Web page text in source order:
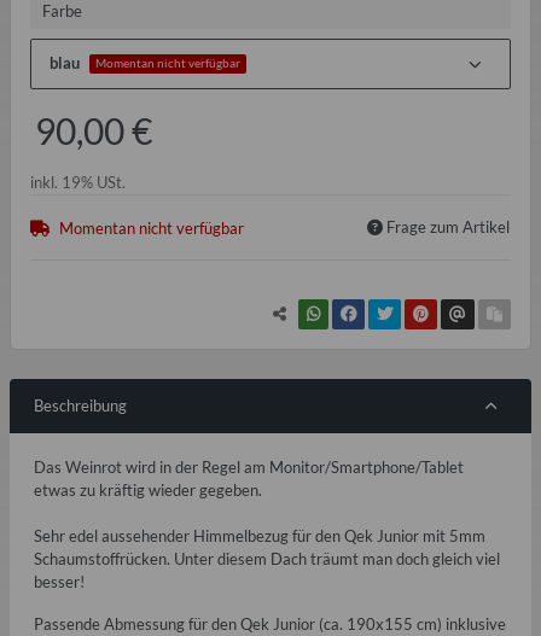
Farbe
blau Momentan nicht verfügbar
90,00 €
inkl. 19% USt.
Momentan nicht verfügbar Frage zum Artikel
Beschreibung
Das Weinrot wird in der Regel am Monitor/Smartphone/Tablet
etwas zu kräftig wieder gegeben.
Sehr edel aussehender Himmelbezug für den Qek Junior mit 5mm
Schaumstoffrücken. Unter diesem Dach träumt man doch gleich viel
besser!
Passende Abmessung für den Qek Junior (ca. 190x155 cm) inklusive